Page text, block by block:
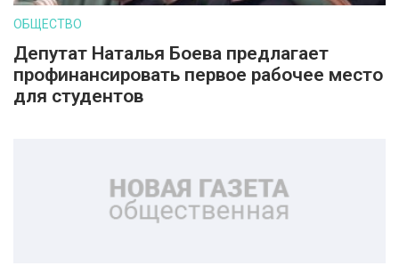
ОБЩЕСТВО
Депутат Наталья Боева предлагает
профинансировать первое рабочее место
для студентов